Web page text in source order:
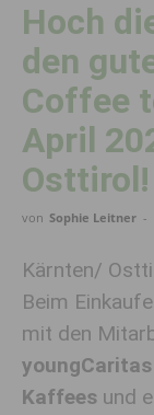
Hoch
den
Coffee
April
Osttirol!
von Sophie Leitner -
Kärnten/
Beim
mit den
youngCaritas
Kaffees und